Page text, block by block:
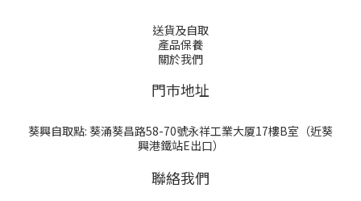
送貨及自取
產品保養
關於我們
門巿地址
葵興自取點: 葵涌葵昌路58-70號永祥工業大厦17樓B室（近葵
興港鐵站E出口）
聯絡我們